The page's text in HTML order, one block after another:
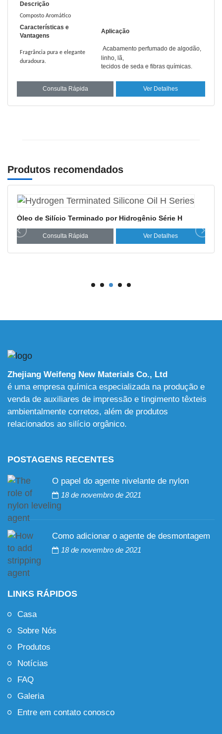
Descrição
Composto Aromático
Características e
Vantagens
Aplicação
Fragrância pura e elegante
duradoura.
Acabamento perfumado de algodão,
linho, lã,
tecidos de seda e fibras químicas.
Consulta Rápida Ver Detalhes
Produtos recomendados
Óleo de Silício Terminado por Hidrogênio Série H
Consulta Rápida Ver Detalhes
Zhejiang Weifeng New Materials Co., Ltd
é uma empresa química especializada na produção e
venda de auxiliares de impressão e tingimento têxteis
ambientalmente corretos, além de produtos
relacionados ao silício orgânico.
POSTAGENS RECENTES
O papel do agente nivelante de nylon
18 de novembro de 2021
Como adicionar o agente de desmontagem
18 de novembro de 2021
LINKS RÁPIDOS
Casa
Sobre Nós
Produtos
Notícias
FAQ
Galeria
Entre em contato conosco